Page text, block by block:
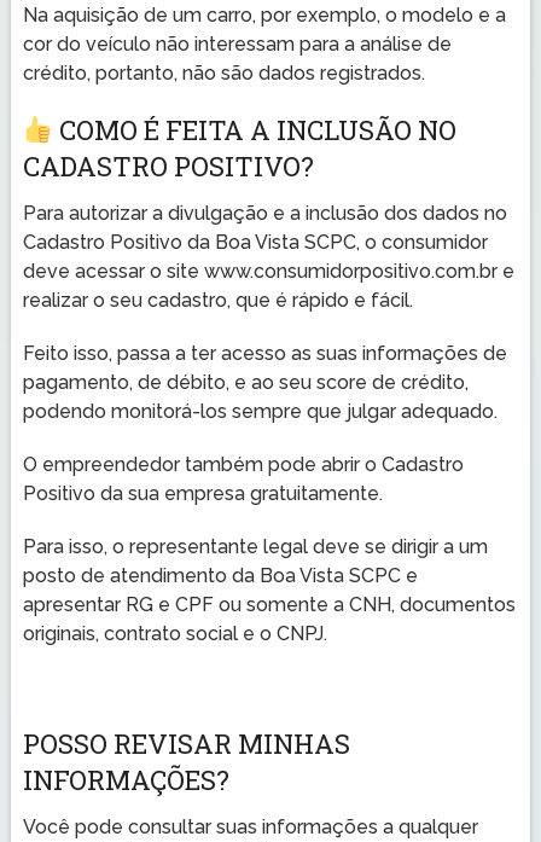
Na aquisição de um carro, por exemplo, o modelo e a
cor do veículo não interessam para a análise de
crédito, portanto, não são dados registrados.
COMO É FEITA A INCLUSÃO NO
CADASTRO POSITIVO?
Para autorizar a divulgação e a inclusão dos dados no
Cadastro Positivo da Boa Vista SCPC, o consumidor
deve acessar o site www.consumidorpositivo.com.br e
realizar o seu cadastro, que é rápido e fácil.
Feito isso, passa a ter acesso as suas informações de
pagamento, de débito, e ao seu score de crédito,
podendo monitorá-los sempre que julgar adequado.
O empreendedor também pode abrir o Cadastro
Positivo da sua empresa gratuitamente.
Para isso, o representante legal deve se dirigir a um
posto de atendimento da Boa Vista SCPC e
apresentar RG e CPF ou somente a CNH, documentos
originais, contrato social e o CNPJ.
POSSO REVISAR MINHAS
INFORMAÇÕES?
Você pode consultar suas informações a qualquer